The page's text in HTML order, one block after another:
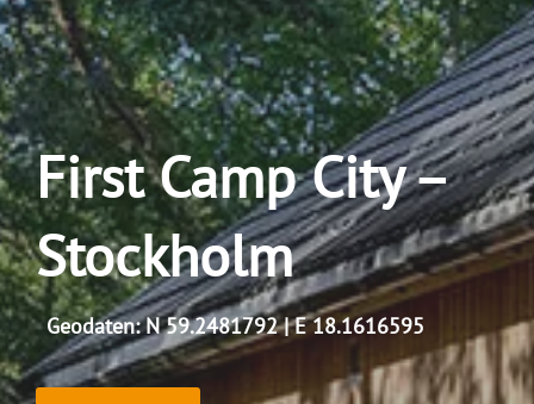
First Camp City –
Stockholm
Geodaten: N 59.2481792 | E 18.1616595